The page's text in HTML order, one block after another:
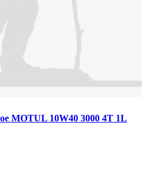
MOTUL 10W40 3000 4T 1L